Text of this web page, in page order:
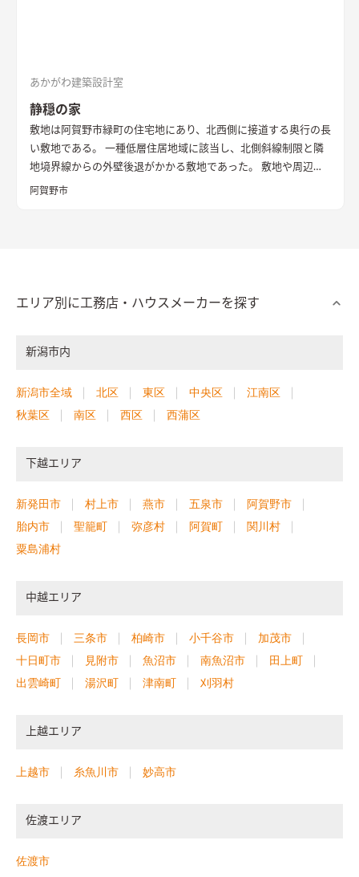
あかがわ建築設計室
静穏の家
敷地は阿賀野市緑町の住宅地にあり、北西側に接道する奥行の長
い敷地である。 一種低層住居地域に該当し、北側斜線制限と隣
地境界線からの外壁後退がかかる敷地であった。 敷地や周辺環
境の最初の印象は、とても静かで穏やか。そこに暮らす家族を
は車を最大4台まで止められる広めの駐車スペースを確し来客に
させるため、窓は最小限かつ風と光を有効的に取り入れる大き
訪者をやさしく包み込む。 ポーチの土間を少し広めに計画する
ことで、自転車や小さなベンチ、将来的に宅配BOXなどを置ける
ゆとりのあるスペースとした。 その奥ではソヨゴをはじめとし
のボリュームに抜けと奥行を加えている。 玄関の向きも、ドア
ッションの安心感を与える計画とした。玄関で靴を脱ぎ奥へ進
イニングキッチンとリビングとで天井高さに変化をつけるとと
もに、南面の庭に面したリビングの掃き出し窓で一気に外への
に仕立てた。さらにその効果を強調する為、周りの装飾や色あ
とし、反射光を取り込む計画としている。 3方を隣家に囲まれた
奥行の長いボリュームになる為、その他の部屋も極力明るさを
保てるよう、太陽光シミュレーション検討や3Dパースなどで開
パブリックからプライベートな空間へと移り変わるように配置
リック。中間にLDK・階段。そして一番奥に洗面・脱衣・浴室・
あることで、来訪者に干渉せず、安らいだ気持ちへ自然と切り替
にストレスが無く、子供たちを優しく見つめながら、ゆっくり
阿賀野市
エリア別に工務店・ハウスメーカーを探す
新潟市内
新潟市全域 北区 東区 中央区
江南区
秋葉区
南区 西区 西蒲区
下越エリア
新発田市 村上市 燕市 五泉市
阿賀野市
胎内市
聖籠町 弥彦村 阿賀町
関川村
粟島浦村
中越エリア
長岡市 三条市 柏崎市 小千谷市
加茂市
十日町市
見附市 魚沼市 南魚沼市
田上町
出雲崎町
湯沢町 津南町 刈羽村
上越エリア
上越市 糸魚川市 妙高市
佐渡エリア
佐渡市